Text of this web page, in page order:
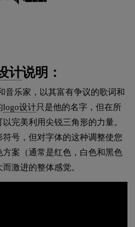
计说明：
音乐家，以其富有争议的歌词和
logo设计只是他的名字，但在所
完美利用尖锐三角形的力量。
号，但对字体的这种调整使您
案（通常是红色，白色和黑色
激进的整体感觉。